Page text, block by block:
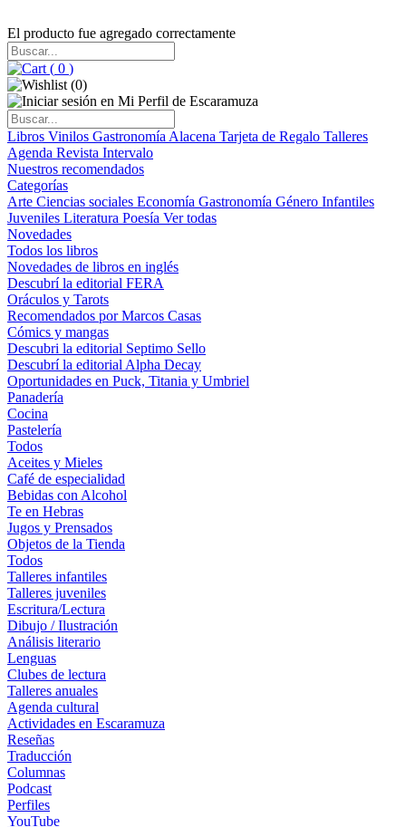
El producto fue agregado correctamente
( 0 )
(0)
Libros Vinilos Gastronomía Alacena Tarjeta de Regalo Talleres
Agenda Revista Intervalo
Nuestros recomendados
Categorías
Arte Ciencias sociales Economía Gastronomía Género Infantiles
Juveniles Literatura Poesía Ver todas
Novedades
Todos los libros
Novedades de libros en inglés
Descubrí la editorial FERA
Oráculos y Tarots
Recomendados por Marcos Casas
Cómics y mangas
Descubri la editorial Septimo Sello
Descubrí la editorial Alpha Decay
Oportunidades en Puck, Titania y Umbriel
Panadería
Cocina
Pastelería
Todos
Aceites y Mieles
Café de especialidad
Bebidas con Alcohol
Te en Hebras
Jugos y Prensados
Objetos de la Tienda
Todos
Talleres infantiles
Talleres juveniles
Escritura/Lectura
Dibujo / Ilustración
Análisis literario
Lenguas
Clubes de lectura
Talleres anuales
Agenda cultural
Actividades en Escaramuza
Reseñas
Traducción
Columnas
Podcast
Perfiles
YouTube